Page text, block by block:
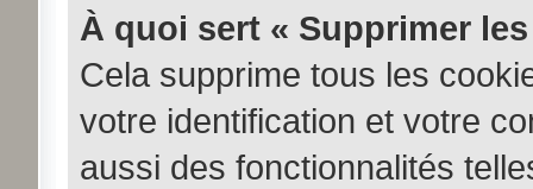
À quoi sert « Supprimer
Cela supprime tous les
votre identification et votre
aussi des fonctionnalités